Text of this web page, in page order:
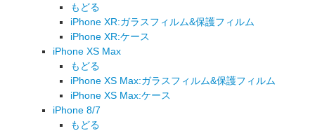
もどる
iPhone XR:ガラスフィルム&保護フィルム
iPhone XR:ケース
iPhone XS Max
もどる
iPhone XS Max:ガラスフィルム&保護フィルム
iPhone XS Max:ケース
iPhone 8/7
もどる